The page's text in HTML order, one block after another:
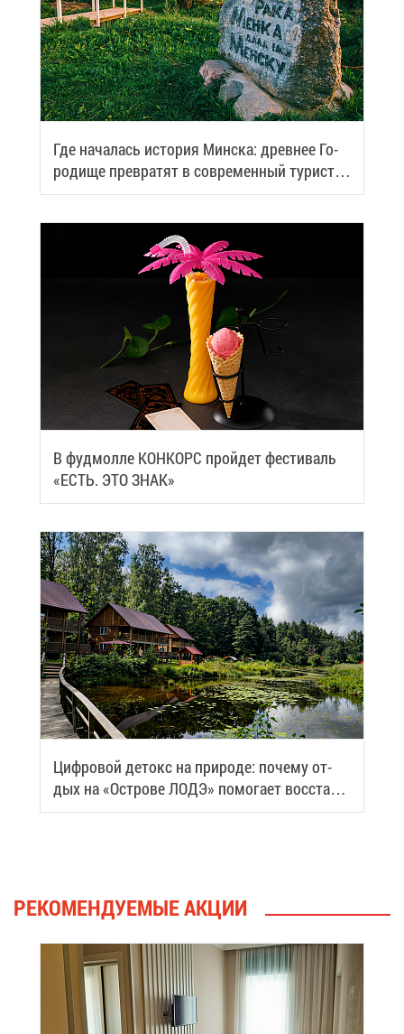
Где на­ча­лась ис­то­рия Мин­ска: древ­нее Го­
ро­ди­ще пре­вра­тят в со­вре­мен­ный ту­ри­сти­
че­ский центр
В фуд­мол­ле КОН­КОРС прой­дет фе­сти­валь
«ЕСТЬ. ЭТО ЗНАК»
Циф­ро­вой де­токс на при­ро­де: по­че­му от­
дых на «Ост­ро­ве ЛОДЭ» по­мо­га­ет вос­ста­но­
вить си­лы
РЕ­КО­МЕН­ДУ­Е­МЫЕ АК­ЦИИ